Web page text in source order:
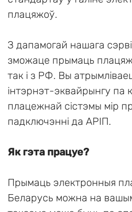
плацяжоў.
З дапамогай нашага
зможаце прымаць
так і з РФ. Вы
інтэрнэт-эквайрынгу па
плацежнай сістэмы мір
падключэнні да АРІП.
Як гэта працуе?
Прымаць электронныя
Беларусь можна на